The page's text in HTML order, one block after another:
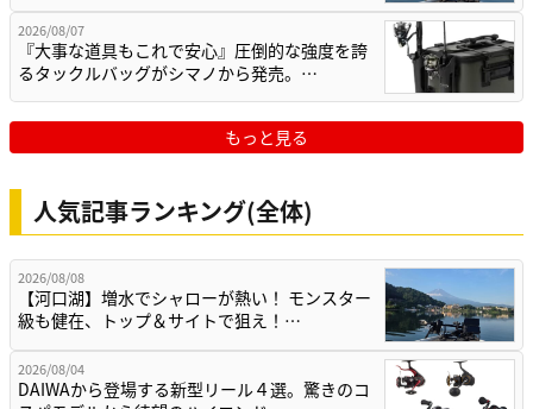
2026/08/07
『大事な道具もこれで安心』圧倒的な強度を誇
るタックルバッグがシマノから発売。…
もっと見る
人気記事ランキング(全体)
2026/08/08
【河口湖】増水でシャローが熱い！ モンスター
級も健在、トップ＆サイトで狙え！…
2026/08/04
DAIWAから登場する新型リール４選。驚きのコ